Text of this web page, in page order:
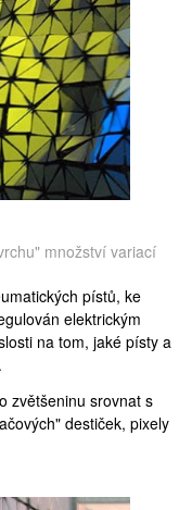
množství variací
pístů, ke
elektrickým
na tom, jaké písty a
zvětšeninu srovnat s
destiček, pixely